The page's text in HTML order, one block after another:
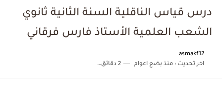
درس قياس الناقلية السنة الثانية ثانوي
الشعب العلمية الأستاذ فارس فرقاني
asmakf12
اخر تحديث :منذ بضع اعوام 2 دقائق للقراءة